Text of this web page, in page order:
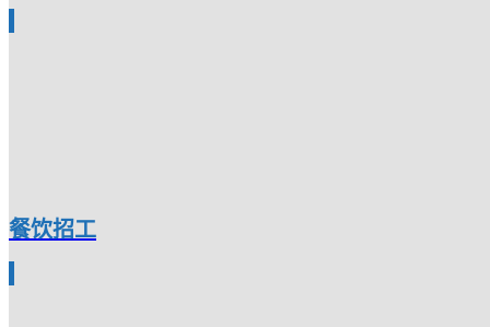
餐饮招工